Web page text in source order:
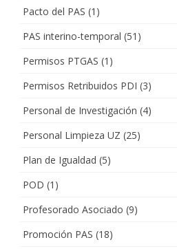
Pacto del PAS (1)
PAS interino-temporal (51)
Permisos PTGAS (1)
Permisos Retribuidos PDI (3)
Personal de Investigación (4)
Personal Limpieza UZ (25)
Plan de Igualdad (5)
POD (1)
Profesorado Asociado (9)
Promoción PAS (18)